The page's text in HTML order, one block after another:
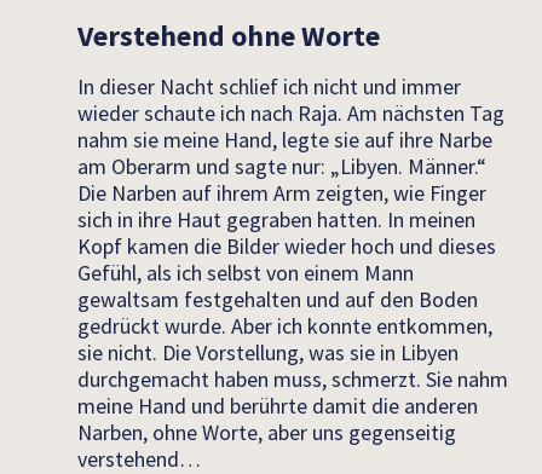
Verstehend ohne Worte
In dieser Nacht schlief ich nicht und immer
wieder schaute ich nach Raja. Am nächsten Tag
nahm sie meine Hand, legtesie auf ihre Narbe
am Oberarm und sagte nur: „Libyen. Männer.“
Die Narben auf ihrem Arm zeigten, wie Finger
sich in ihre Haut gegraben hatten. In meinen
Kopf kamen die Bilder wieder hoch und dieses
Gefühl, als ich selbst von einem Mann
gewaltsam festgehalten und auf den Boden
gedrückt wurde. Aber ich konnte entkommen,
sie nicht. Die Vorstellung, was sie in Libyen
durchgemacht haben muss, schmerzt. Sie nahm
meine Hand und berührte damit die anderen
Narben, ohne Worte, aber uns gegenseitig
verstehend…